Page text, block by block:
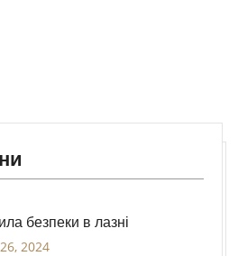
безпеки в лазні
2024